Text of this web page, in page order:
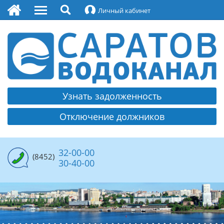
Личный кабинет
Руководство
Охрана труда
Контакты
Платежные реквизиты МУПП
Раскрытие информации
Политика обработки и защиты персональных
данных
Противодействие коррупции
Вакансии
Водоснабжение
Структура водоснабжения
Узнать задолженность
Отключение должников
(8452) 32-00-00
30-40-00